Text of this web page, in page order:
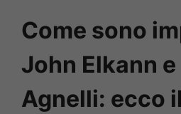
Come sono
John Elkann
Agnelli: ecco